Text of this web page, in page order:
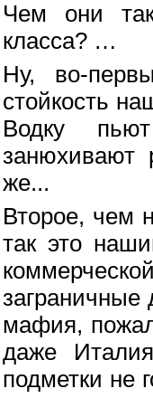
Чем они
класса? …
Ну, во-
стойкость
Водку
занюхивают
Второе, чем
так это
мафия,
даже
подметки не